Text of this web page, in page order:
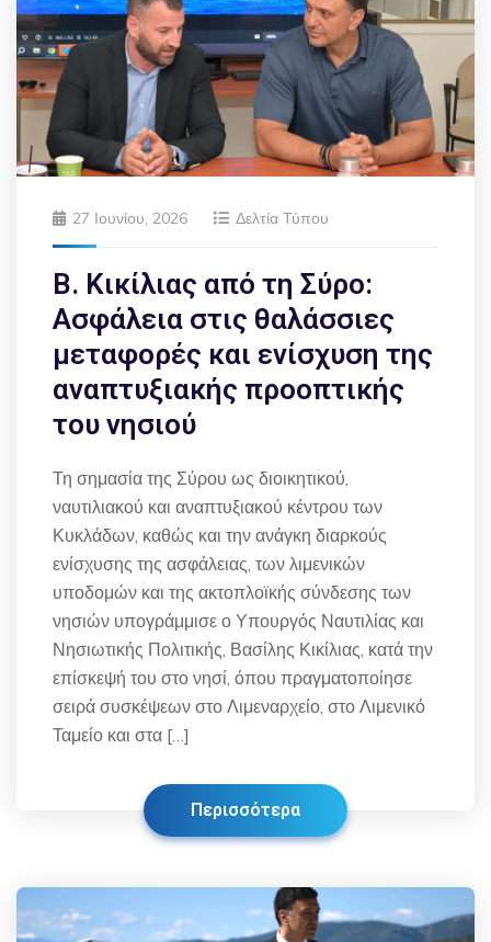
27 Ιουνίου, 2026 Δελτία Τύπου
Β. Κικίλιας από τη Σύρο:
Ασφάλεια στις θαλάσσιες
μεταφορές και ενίσχυση της
αναπτυξιακής προοπτικής
του νησιού
Τη σημασία της Σύρου ως διοικητικού,
ναυτιλιακού και αναπτυξιακού κέντρου των
Κυκλάδων, καθώς και την ανάγκη διαρκούς
ενίσχυσης της ασφάλειας, των λιμενικών
υποδομών και της ακτοπλοϊκής σύνδεσης των
νησιών υπογράμμισε ο Υπουργός Ναυτιλίας και
Νησιωτικής Πολιτικής, Βασίλης Κικίλιας, κατά την
επίσκεψή του στο νησί, όπου πραγματοποίησε
σειρά συσκέψεων στο Λιμεναρχείο, στο Λιμενικό
Ταμείο και στα […]
Περισσότερα